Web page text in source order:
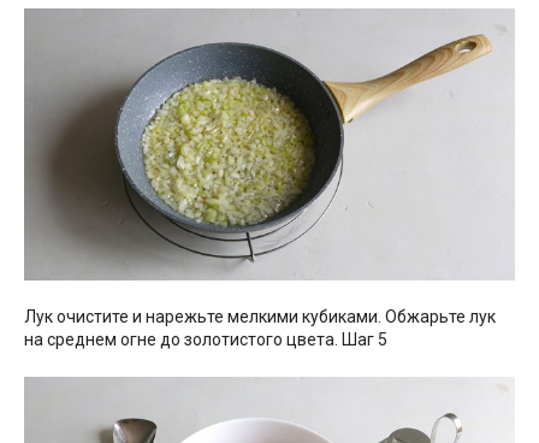
Лук очистите и нарежьте мелкими кубиками. Обжарьте лук
на среднем огне до золотистого цвета. Шаг 5